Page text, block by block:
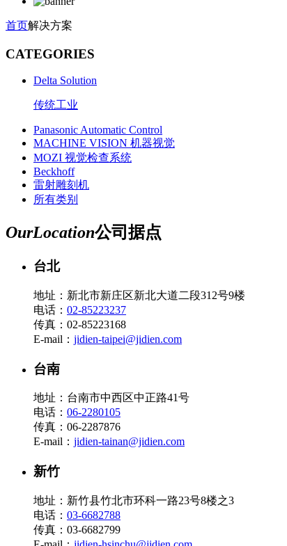
首页解决方案
CATEGORIES
Delta Solution
传统工业
Panasonic Automatic Control
MACHINE VISION 机器视觉
MOZI 视觉检查系统
Beckhoff
雷射雕刻机
所有类别
OurLocation公司据点
台北
地址：新北市新庄区新北大道二段312号9楼
电话： 02-85223237
传真：02-85223168
E-mail： jidien-taipei@jidien.com
台南
地址：台南市中西区中正路41号
电话： 06-2280105
传真：06-2287876
E-mail： jidien-tainan@jidien.com
新竹
地址：新竹县竹北市环科一路23号8楼之3
电话： 03-6682788
传真：03-6682799